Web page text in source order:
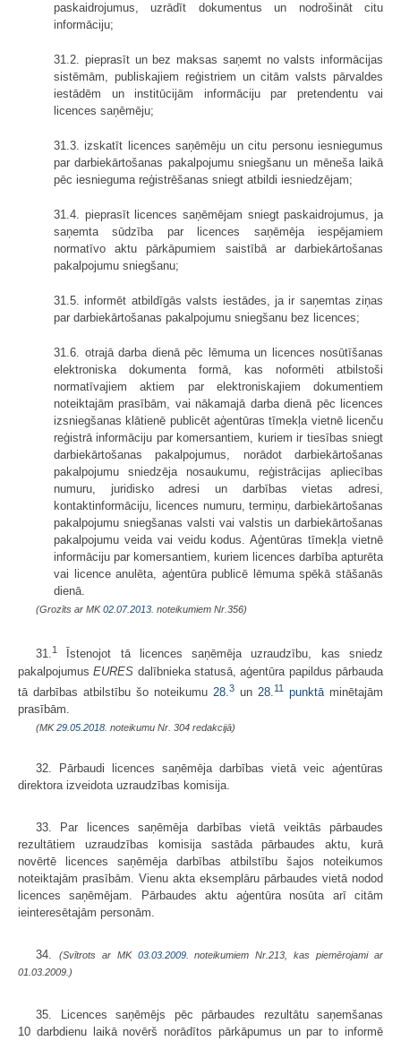
paskaidrojumus, uzrādīt dokumentus un nodrošināt citu
informāciju;
31.2. pieprasīt un bez maksas saņemt no valsts informācijas
sistēmām, publiskajiem reģistriem un citām valsts pārvaldes
iestādēm un institūcijām infor­māciju par pretendentu vai
licences saņēmēju;
31.3. izskatīt licences saņēmēju un citu personu iesniegumus
par darbiekārtošanas pakalpojumu sniegšanu un mēneša laikā
pēc iesnieguma reģistrēšanas sniegt atbildi iesniedzējam;
31.4. pieprasīt licences saņēmējam sniegt paskaidrojumus, ja
saņemta sūdzība par licences saņēmēja iespējamiem
normatīvo aktu pārkāpumiem saistībā ar darbiekārtošanas
pakalpojumu sniegšanu;
31.5. informēt atbildīgās valsts iestādes, ja ir saņemtas ziņas
par darbiekārtošanas pakalpojumu sniegšanu bez licences;
31.6. otrajā darba dienā pēc lēmuma un licences nosūtīšanas
elektroniska dokumenta formā, kas noformēti atbilstoši
normatīvajiem aktiem par elektroniskajiem dokumentiem
noteiktajām prasībām, vai nākamajā darba dienā pēc licences
izsniegšanas klātienē publicēt aģentūras tīmekļa vietnē licenču
reģistrā informāciju par komersantiem, kuriem ir tiesības sniegt
darbiekārtošanas pakalpojumus, norādot darbiekārtošanas
pakalpojumu sniedzēja nosaukumu, reģistrācijas apliecības
numuru, juridisko adresi un darbības vietas adresi,
kontaktinformāciju, licences numuru, termiņu, darbiekārtošanas
pakalpojumu sniegšanas valsti vai valstis un darbiekārtošanas
pakalpojumu veida vai veidu kodus. Aģentūras tīmekļa vietnē
informāciju par komersantiem, kuriem licences darbība apturēta
vai licence anulēta, aģentūra publicē lēmuma spēkā stāšanās
dienā.
(Grozīts ar MK02.07.2013. noteikumiem Nr.356)
31.1
Īstenojot tā licences saņēmēja uzraudzību, kas sniedz
pakalpojumusEURES dalībnieka statusā, aģentūra papildus pārbauda
tā darbības atbilstību šo noteikumu 28. 3 un 28. 11 punktā minētajām
prasībām.
(MK29.05.2018. noteikumu Nr. 304 redakcijā)
32. Pārbaudi licences saņēmēja darbības vietā veic aģentūras
direktora izveidota uzraudzības komisija.
33. Par licences saņēmēja darbības vietā veiktās pārbaudes
rezultātiem uzraudzības komisija sastāda pārbaudes aktu, kurā
novērtē licences saņēmēja darbības atbilstību šajos noteikumos
noteiktajām prasībām. Vienu akta eksemplāru pārbaudes vietā nodod
licences saņēmējam. Pārbaudes aktu aģentūra nosūta arī citām
ieinteresētajām personām.
34. (Svītrots ar MK 03.03.2009.
noteikumiem Nr.213, kas piemērojami ar
01.03.2009.)
35. Licences saņēmējs pēc pārbaudes rezultātu saņemšanas
10 darbdienu laikā novērš norādītos pārkāpumus un par to informē